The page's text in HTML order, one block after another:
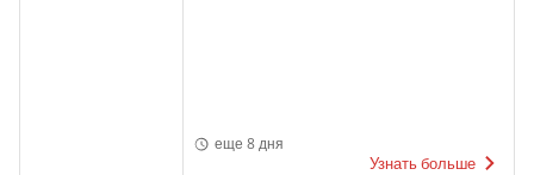
еще 8 дня
Узнать больше